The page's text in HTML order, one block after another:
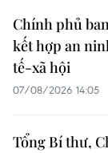
Chính phủ
kết hợp an
tế-xã hội
07/08/2026 14:05
Tổng Bí thư,